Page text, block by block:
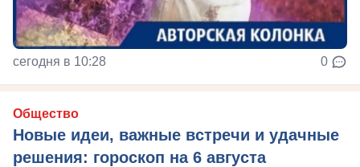
сегодня в 10:28 0
Общество
Новые идеи, важные встречи и удачные
решения: гороскоп на 6 августа